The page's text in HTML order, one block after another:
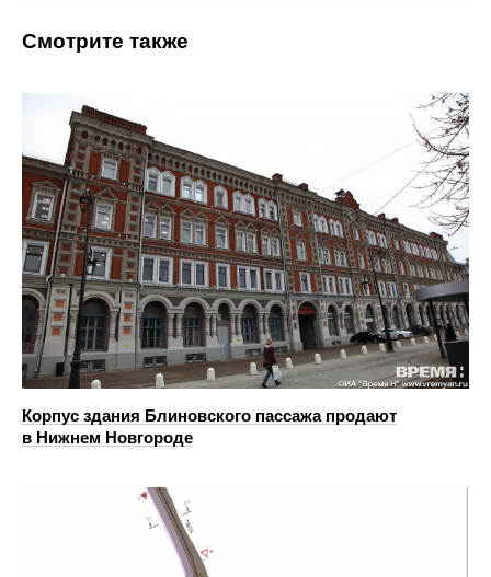
Смотрите также
Корпус здания Блиновского пассажа продают
в Нижнем Новгороде